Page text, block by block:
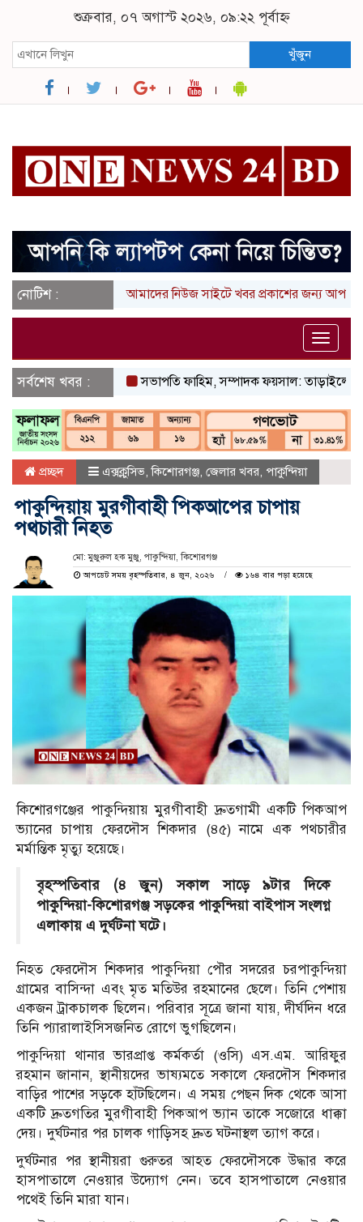
শুক্রবার, ০৭ অগাস্ট ২০২৬, ০৯:২২ পূর্বাহ্ন
খুঁজুন
নোটিশ : আমাদের নিউজ সাইটে খবর প্রকাশের জন্য আপনার লিখা
Toggle
সর্বশেষ খবর :সভাপতি ফাহিম, সম্পাদক ফয়সাল: তাড়াইলে ছাত্র
প্রচ্ছদ এক্সক্লুসিভ,কিশোরগঞ্জ, জেলার খবর, পাকুন্দিয়া
পাকুন্দিয়ায় মুরগীবাহী পিকআপের চাপায়
পথচারী নিহত
মো: মুঞ্জুরুল হক মুঞ্জু, পাকুন্দিয়া, কিশোরগঞ্জ
আপডেট সময় বৃহস্পতিবার, ৪ জুন, ২০২৬
১৬৪ বার পড়া হয়েছে
কিশোরগঞ্জের পাকুন্দিয়ায় মুরগীবাহী দ্রুতগামী একটি পিকআপ
ভ্যানের চাপায় ফেরদৌস শিকদার (৪৫) নামে এক পথচারীর
মর্মান্তিক মৃত্যু হয়েছে।
বৃহস্পতিবার (৪ জুন) সকাল সাড়ে ৯টার দিকে
পাকুন্দিয়া-কিশোরগঞ্জ সড়কের পাকুন্দিয়া বাইপাস সংলগ্ন
এলাকায় এ দুর্ঘটনা ঘটে।
নিহত ফেরদৌস শিকদার পাকুন্দিয়া পৌর সদরের চরপাকুন্দিয়া
গ্রামের বাসিন্দা এবং মৃত মতিউর রহমানের ছেলে। তিনি পেশায়
একজন ট্রাকচালক ছিলেন। পরিবার সূত্রে জানা যায়, দীর্ঘদিন ধরে
তিনি প্যারালাইসিসজনিত রোগে ভুগছিলেন।
পাকুন্দিয়া থানার ভারপ্রাপ্ত কর্মকর্তা (ওসি) এস.এম. আরিফুর
রহমান জানান, স্থানীয়দের ভাষ্যমতে সকালে ফেরদৌস শিকদার
বাড়ির পাশের সড়কে হাঁটছিলেন। এ সময় পেছন দিক থেকে আসা
একটি দ্রুতগতির মুরগীবাহী পিকআপ ভ্যান তাকে সজোরে ধাক্কা
দেয়। দুর্ঘটনার পর চালক গাড়িসহ দ্রুত ঘটনাস্থল ত্যাগ করে।
দুর্ঘটনার পর স্থানীয়রা গুরুতর আহত ফেরদৌসকে উদ্ধার করে
হাসপাতালে নেওয়ার উদ্যোগ নেন। তবে হাসপাতালে নেওয়ার
পথেই তিনি মারা যান।